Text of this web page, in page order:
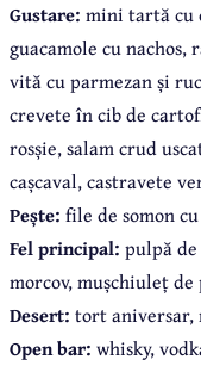
Gustare: mini tartă cu
guacamole cu
vită cu parmezan și
crevete în cib de
rosșie, salam crud
cașcaval, castravete
Pește: file de somon
Fel principal: pulpă
morcov, mușchiuleț
Desert: tort aniversar,
Open bar: whisky,